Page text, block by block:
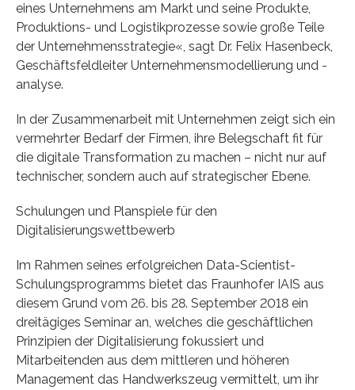
eines Unternehmens am Markt und seine Produkte,
Produktions- und Logistikprozesse sowie große Teile
der Unternehmensstrategie«, sagt Dr. Felix Hasenbeck,
Geschäftsfeldleiter Unternehmensmodellierung und -
analyse.
In der Zusammenarbeit mit Unternehmen zeigt sich ein
vermehrter Bedarf der Firmen, ihre Belegschaft fit für
die digitale Transformation zu machen – nicht nur auf
technischer, sondern auch auf strategischer Ebene.
Schulungen und Planspiele für den
Digitalisierungswettbewerb
Im Rahmen seines erfolgreichen Data-Scientist-
Schulungsprogramms bietet das Fraunhofer IAIS aus
diesem Grund vom 26. bis 28. September 2018 ein
dreitägiges Seminar an, welches die geschäftlichen
Prinzipien der Digitalisierung fokussiert und
Mitarbeitenden aus dem mittleren und höheren
Management das Handwerkszeug vermittelt, um ihr